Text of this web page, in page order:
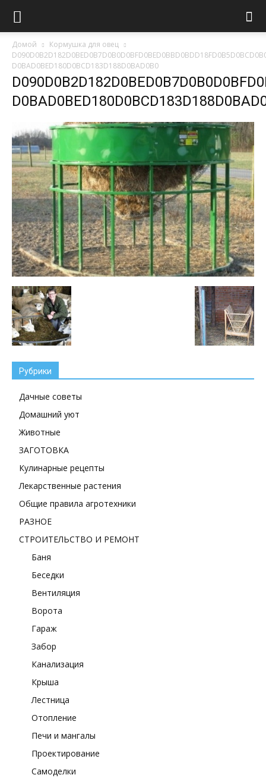
Домой
Кормушка для овец
D0BAD0BED180D0BCD183D188D0BAD0B0
Рубрики
Дачные советы
Домашний уют
Животные
ЗАГОТОВКА
Кулинарные рецепты
Лекарственные растения
Общие правила агротехники
РАЗНОЕ
СТРОИТЕЛЬСТВО И РЕМОНТ
Баня
Беседки
Вентиляция
Ворота
Гараж
Забор
Канализация
Крыша
Лестница
Отопление
Печи и мангалы
Проектирование
Самоделки